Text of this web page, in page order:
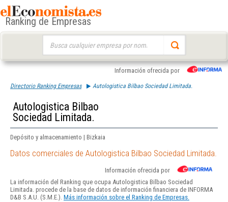
Ranking de Empresas
Información ofrecida por
Directorio Ranking Empresas Autologistica Bilbao Sociedad Limitada.
Autologistica Bilbao
Sociedad Limitada.
Depósito y almacenamiento | Bizkaia
Datos comerciales de Autologistica Bilbao Sociedad Limitada.
Información ofrecida por
La información del Ranking que ocupa Autologistica Bilbao Sociedad
Limitada. procede de la base de datos de información financiera de INFORMA
D&B S.A.U. (S.M.E.). Más información sobre el Ranking de Empresas.